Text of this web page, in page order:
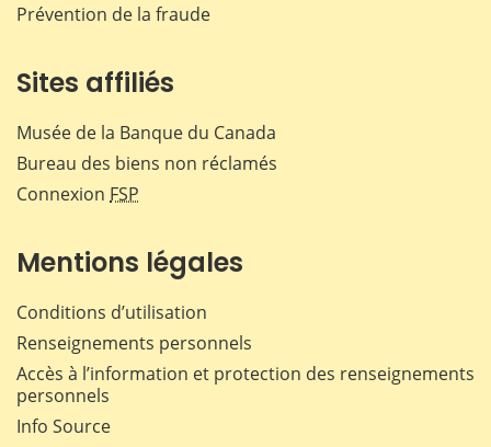
Prévention de la fraude
Sites affiliés
Musée de la Banque du Canada
Bureau des biens non réclamés
Connexion FSP
Mentions légales
Conditions d’utilisation
Renseignements personnels
Accès à l’information et protection des renseignements
personnels
Info Source